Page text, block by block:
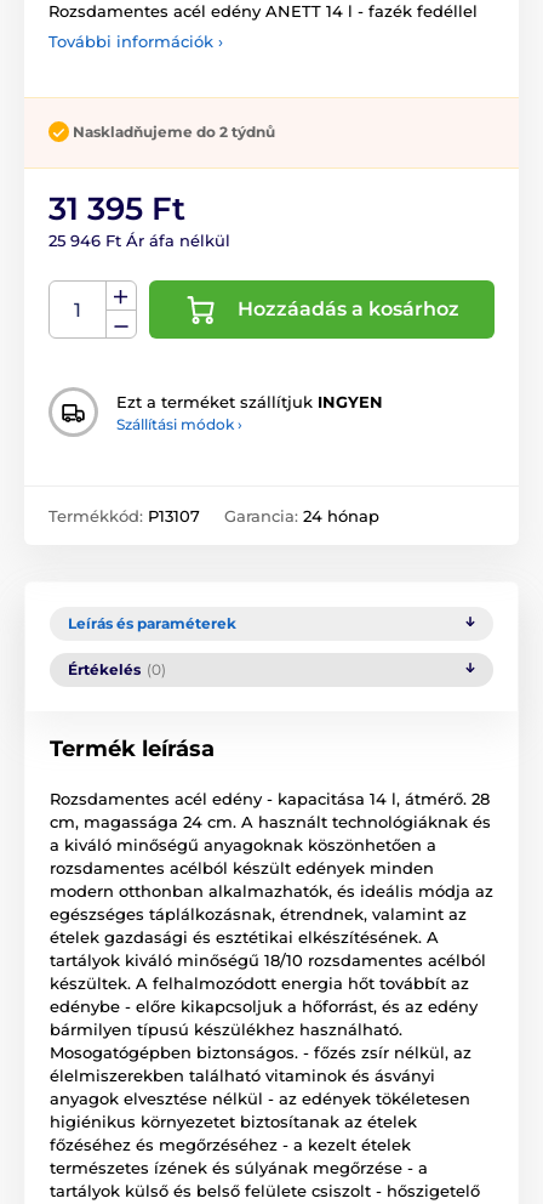
Rozsdamentes acél edény ANETT 14 l - fazék fedéllel
További információk ›
Naskladňujeme do 2 týdnů
31 395 Ft
25 946 Ft Ár áfa nélkül
Hozzáadás a kosárhoz
Ezt a terméket szállítjuk INGYEN
Szállítási módok ›
Termékkód: P13107 Garancia: 24 hónap
Leírás és paraméterek
Értékelés (0)
Termék leírása
Rozsdamentes acél edény - kapacitása 14 l, átmérő. 28
cm, magassága 24 cm. A használt technológiáknak és
a kiváló minőségű anyagoknak köszönhetően a
rozsdamentes acélból készült edények minden
modern otthonban alkalmazhatók, és ideális módja az
egészséges táplálkozásnak, étrendnek, valamint az
ételek gazdasági és esztétikai elkészítésének. A
tartályok kiváló minőségű 18/10 rozsdamentes acélból
készültek. A felhalmozódott energia hőt továbbít az
edénybe - előre kikapcsoljuk a hőforrást, és az edény
bármilyen típusú készülékhez használható.
Mosogatógépben biztonságos. - főzés zsír nélkül, az
élelmiszerekben található vitaminok és ásványi
anyagok elvesztése nélkül - az edények tökéletesen
higiénikus környezetet biztosítanak az ételek
főzéséhez és megőrzéséhez - a kezelt ételek
természetes ízének és súlyának megőrzése - a
tartályok külső és belső felülete csiszolt - hőszigetelő